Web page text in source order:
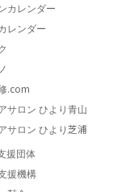
カレンダー
レンダー
.com
サロン ひより青山
サロン ひより芝浦
援団体
援機構